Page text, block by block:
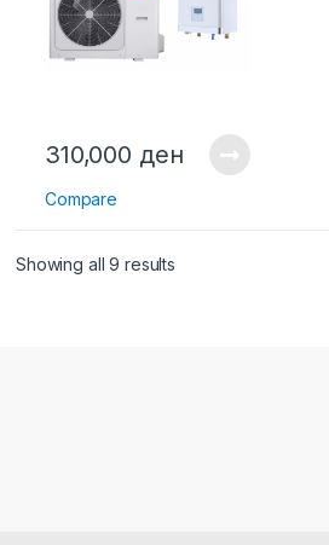
310,000 ден
Compare
Showing all 9 results